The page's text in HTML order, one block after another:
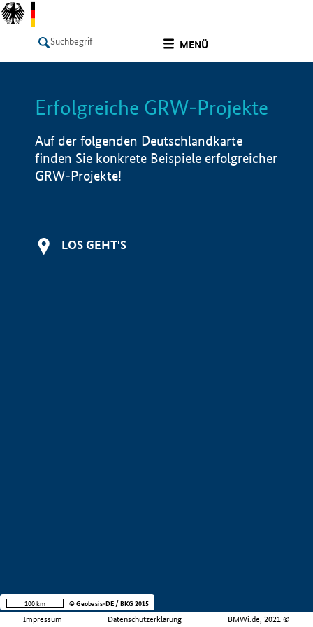
MENÜ
LISTE Info
Erfolgreiche GRW-Projekte
Auf der folgenden Deutschlandkarte
finden Sie konkrete Beispiele erfolgreicher
GRW-Projekte!
LOS GEHT'S
Impressum Datenschutzerklärung BMWi.de, 2021 ©
100 km © Geobasis-DE / BKG 2015